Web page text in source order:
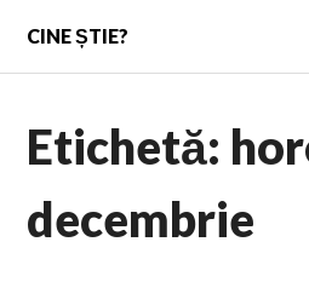
content
CINE ȘTIE?
Etichetă:
decembrie